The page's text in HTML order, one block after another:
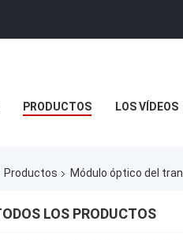
PRODUCTOS LOS VÍDEOS
Productos Módulo óptico del
LOS PRODUCTOS